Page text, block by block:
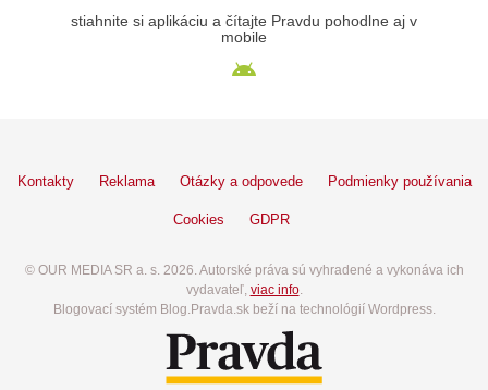
stiahnite si aplikáciu a čítajte Pravdu pohodlne aj v
mobile
Kontakty Reklama Otázky a odpovede Podmienky používania
Cookies GDPR
© OUR MEDIA SR a. s. 2026. Autorské práva sú vyhradené a vykonáva ich
vydavateľ, viac info.
Blogovací systém Blog.Pravda.sk beží na technológií Wordpress.